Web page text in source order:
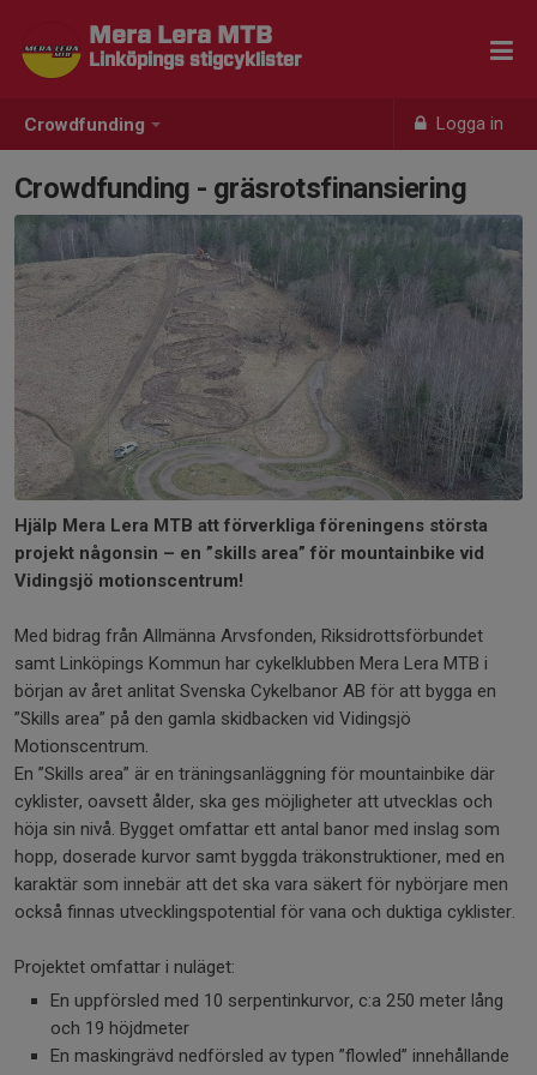
Crowdfunding Logga in
Mera Lera MTB
Linköpings stigcyklister
Crowdfunding - gräsrotsfinansiering
Hjälp Mera Lera MTB att förverkliga föreningens största
projekt någonsin – en ”skills area” för mountainbike vid
Vidingsjö motionscentrum!
Med bidrag från Allmänna Arvsfonden, Riksidrottsförbundet
samt Linköpings Kommun har cykelklubben Mera Lera MTB i
början av året anlitat Svenska Cykelbanor AB för att bygga en
”Skills area” på den gamla skidbacken vid Vidingsjö
Motionscentrum.
En ”Skills area” är en träningsanläggning för mountainbike där
cyklister, oavsett ålder, ska ges möjligheter att utvecklas och
höja sin nivå. Bygget omfattar ett antal banor med inslag som
hopp, doserade kurvor samt byggda träkonstruktioner, med en
karaktär som innebär att det ska vara säkert för nybörjare men
också finnas utvecklingspotential för vana och duktiga cyklister.
Projektet omfattar i nuläget:
En uppförsled med 10 serpentinkurvor, c:a 250 meter lång
och 19 höjdmeter
En maskingrävd nedförsled av typen ”flowled” innehållande